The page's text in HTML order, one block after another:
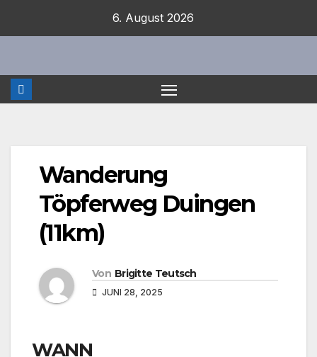
6. August 2026
Wanderung
Töpferweg Duingen
(11km)
Von Brigitte Teutsch
JUNI 28, 2025
WANN